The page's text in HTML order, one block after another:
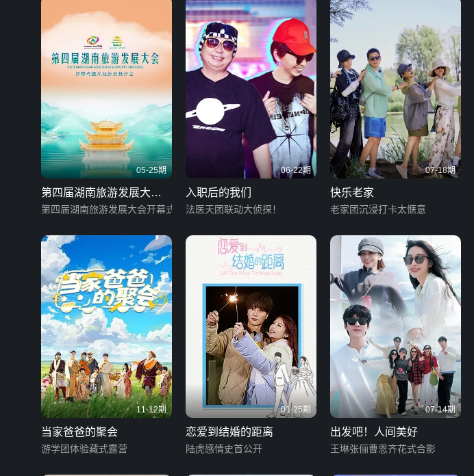
05-25期
第四届湖南旅游发展大会
开幕式暨文化旅游推介会
第四届湖南旅游发展大会开幕式
06-22期
入职后的我们
法医天团联动大侦探！
07-18期
快乐老家
老家团沉浸打卡太惬意
11-12期
当家爸爸的聚会
游学团体验藏式露营
01-25期
恋爱到结婚的距离
陆虎感情史首公开
07-14期
出发吧！人间美好
王琳张俪曹恩齐花式合影